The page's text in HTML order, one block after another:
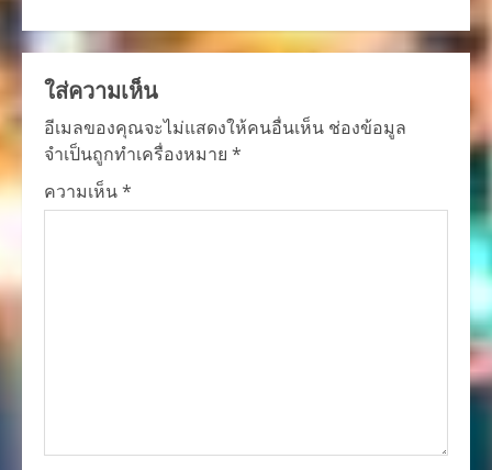
ใส่ความเห็น
อีเมลของคุณจะไม่แสดงให้คนอื่นเห็น ช่องข้อมูล
จำเป็นถูกทำเครื่องหมาย *
ความเห็น*